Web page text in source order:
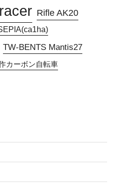
Rifle AK20
TW-BENTS Mantis27
カーボン自転車